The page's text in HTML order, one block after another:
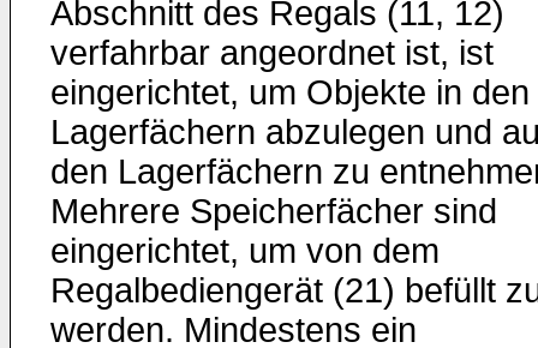
Abschnitt des Regals (11, 12)
verfahrbar angeordnet ist, ist
eingerichtet, um Objekte in den
Lagerfächern abzulegen und
den Lagerfächern zu
Mehrere Speicherfächer sind
eingerichtet, um von dem
Regalbediengerät (21) befüllt
werden. Mindestens ein